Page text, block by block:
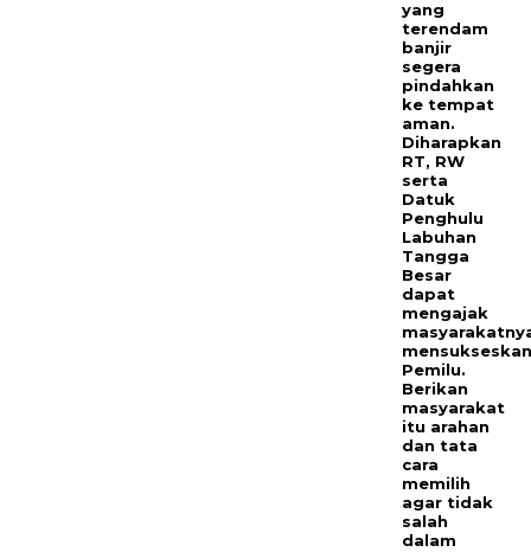
yang
terendam
banjir
segera
pindahkan
ke tempat
aman.
Diharapkan
RT, RW
serta
Datuk
Penghulu
Labuhan
Tangga
Besar
dapat
mengajak
Pemilu.
Berikan
masyarakat
itu arahan
dan tata
cara
memilih
agar tidak
salah
dalam